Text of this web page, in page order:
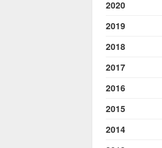
2020
2019
2018
2017
2016
2015
2014